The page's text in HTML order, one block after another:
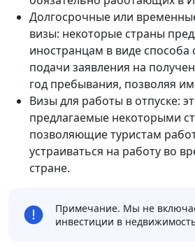
Долгосрочные или
визы: некоторые страны
иностранцам в виде
подачи заявления на
год пребывания, позволяя
Визы для работы в отпуске:
предлагаемые некоторыми
позволяющие туристам
устраиваться на работу во
стране.
Примечание. Мы не
инвестиции в